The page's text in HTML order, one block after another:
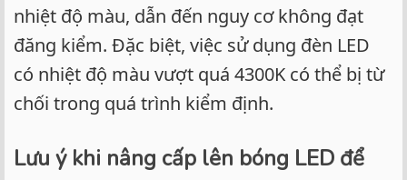
nhiệt độ màu, dẫn đến nguy cơ không đạt
đăng kiểm. Đặc biệt, việc sử dụng đèn LED
có nhiệt độ màu vượt quá 4300K có thể bị từ
chối trong quá trình kiểm định.
Lưu ý khi nâng cấp lên bóng LED để